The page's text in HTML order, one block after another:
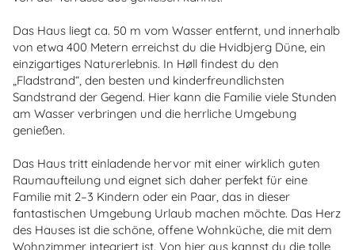
Das Haus liegt ca. 50 m vom Wasser entfernt, und innerhalb
von etwa 400 Metern erreichst du die Hvidbjerg Düne, ein
einzigartiges Naturerlebnis. In Høll findest du den
„Fladstrand“, den besten und kinderfreundlichsten
Sandstrand der Gegend. Hier kann die Familie viele Stunden
am Wasser verbringen und die herrliche Umgebung
genießen.
Das Haus tritt einladende hervor mit einer wirklich guten
Raumaufteilung und eignet sich daher perfekt für eine
Familie mit 2–3 Kindern oder ein Paar, das in dieser
fantastischen Umgebung Urlaub machen möchte. Das Herz
des Hauses ist die schöne, offene Wohnküche, die mit dem
Wohnzimmer integriert ist. Von hier aus kannst du die tolle